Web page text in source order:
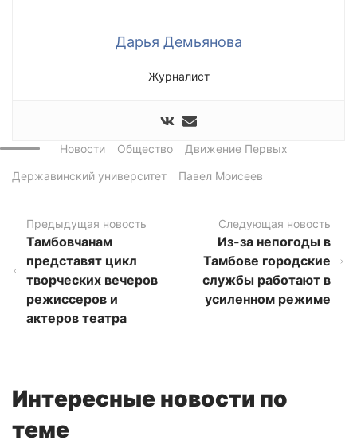
Дарья Демьянова
Журналист
Новости Общество
Движение Первых
Державинский университет
Павел Моисеев
Предыдущая новость
Тамбовчанам
представят цикл
творческих вечеров
режиссеров и
актеров театра
Следующая новость
Из-за непогоды в
Тамбове городские
службы работают в
усиленном режиме
Интересные новости по
теме